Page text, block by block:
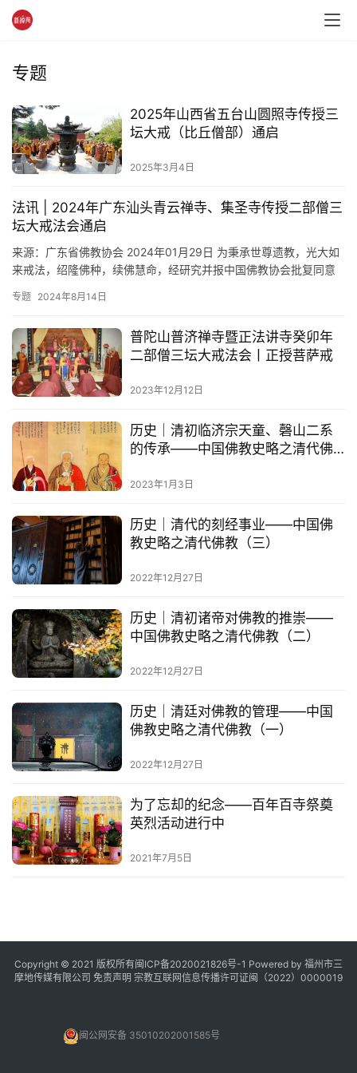
讯
点
音
高
访
谈
心
菩
专
题
公
益
慈
善
佛
教
人
物
寺
院
巡
视
频
纪
录
佛
政
策
登录 注册
专题
2025年山西省五台山圆照寺传授三
坛大戒（比丘僧部）通启
2025年3月4日
法讯 | 2024年广东汕头青云禅寺、集圣寺传授二部僧三
坛大戒法会通启
来源：广东省佛教协会 2024年01月29日 为秉承世尊遗教，光大如
来戒法，绍隆佛种，续佛慧命，经研究并报中国佛教协会批复同意
专题 2024年8月14日
普陀山普济禅寺暨正法讲寺癸卯年
二部僧三坛大戒法会丨正授菩萨戒
2023年12月12日
历史｜清初临济宗天童、磬山二系
的传承——中国佛教史略之清代佛
2023年1月3日
历史｜清代的刻经事业——中国佛
教史略之清代佛教（三）
2022年12月27日
历史｜清初诸帝对佛教的推崇——
中国佛教史略之清代佛教（二）
2022年12月27日
历史｜清廷对佛教的管理——中国
佛教史略之清代佛教（一）
2022年12月27日
为了忘却的纪念——百年百寺祭奠
英烈活动进行中
2021年7月5日
Copyright © 2021 版权所有闽ICP备2020021826号-1 Powered by 福州市三
摩地传媒有限公司 免责声明 宗教互联网信息传播许可证闽（2022）0000019
闽公网安备 35010202001585号